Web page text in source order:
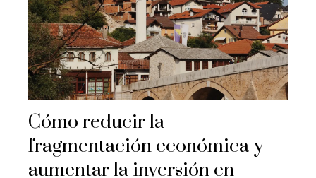
Cómo reducir la
fragmentación económica y
aumentar la inversión en